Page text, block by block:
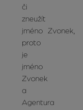
či
zneužít
jméno Zvonek,
proto
je
jméno
Zvonek
a
Agentura